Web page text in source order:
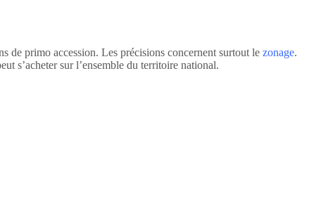
de primo accession. Les précisions concernent surtout le zonage.
s’acheter sur l’ensemble du territoire national.